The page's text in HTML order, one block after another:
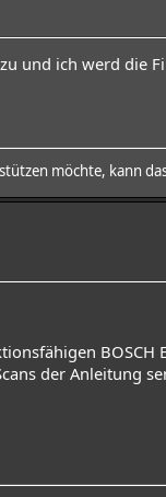
und ich werd die
möchte, kann
BOSCH
der Anleitung